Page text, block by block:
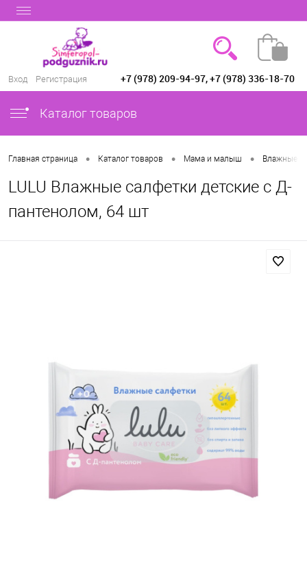
Вход Регистрация +7 (978) 209-94-97, +7 (978) 336-18-70
Каталог товаров
Главная страница • Каталог товаров • Мама и малыш • Влажные
LULU Влажные салфетки детские c Д-
пантенолом, 64 шт